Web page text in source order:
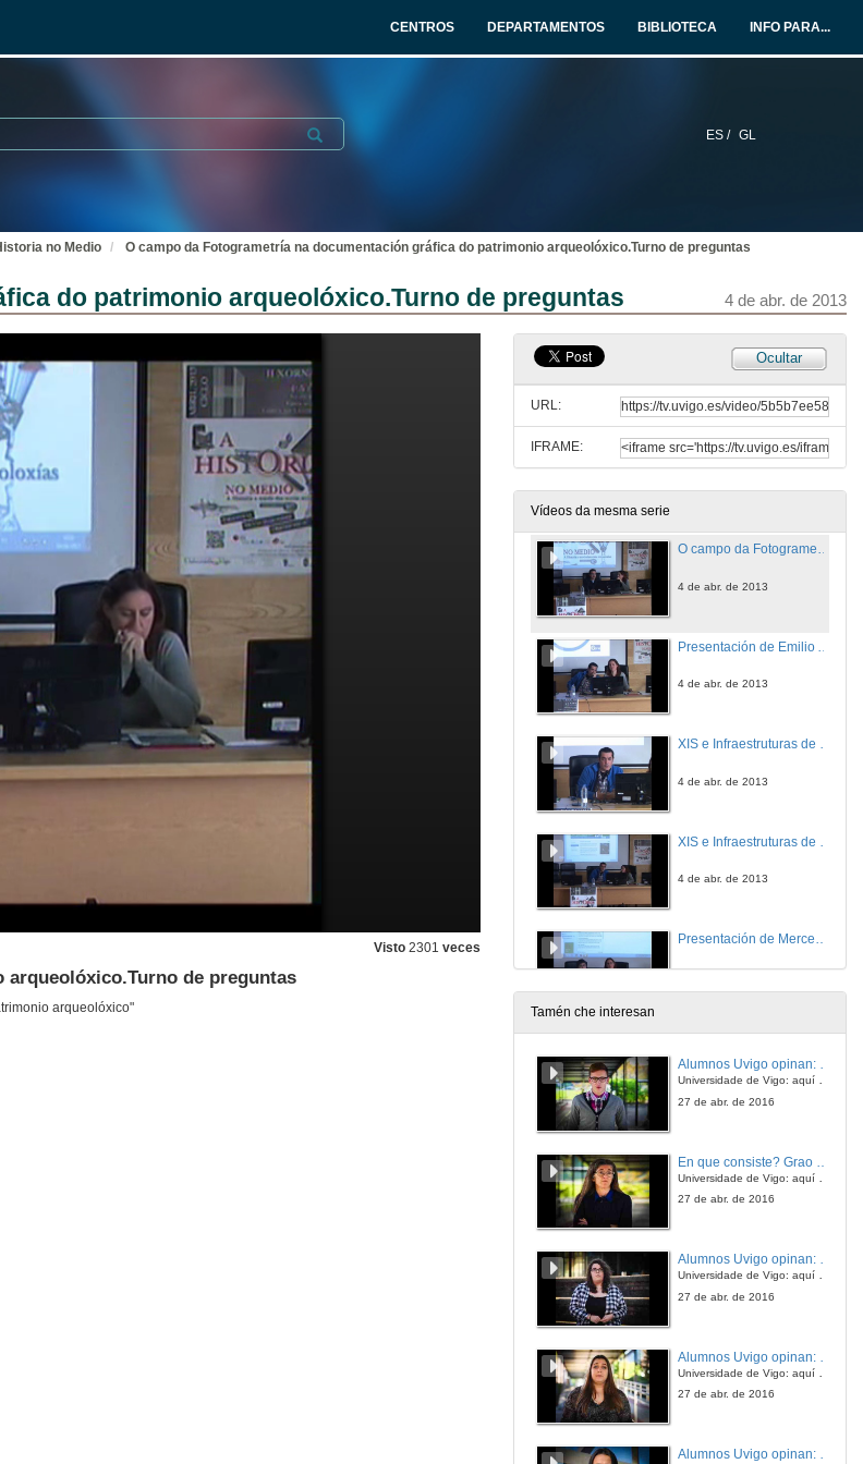
CENTROS DEPARTAMENTOS BIBLIOTECA INFO PARA...
ES / GL
Submit
no Medio O campo da Fotogrametría na documentación gráfica do patrimonio arqueolóxico.Turno de preguntas
do patrimonio arqueolóxico.Turno de preguntas 4 de abr. de 2013
Visto 2301 veces
de preguntas
arqueolóxico"
Ocultar
URL:
IFRAME:
Vídeos da mesma serie
Presentación de Enrique Cerrillo
4 de abr. de 2013
Presentación de David Hernández González
O campo da Fotogrametría na documentación gráfica do patrimonio arqueolóxico
4 de abr. de 2013
O campo da Fotogrametría na documentación gráfica do patrimonio arqueolóxico.Turno de preguntas
4 de abr. de 2013
4 de abr. de 2013
XIS e Infraestruturas de datos espaciais
4 de abr. de 2013
4 de abr. de 2013
Presentación de Mercedes Vazquez Bertomeu
Ferramentas para a investigación histórica
4 de abr. de 2013
4 de abr. de 2013
4 de abr. de 2013
4 de abr. de 2013
Tamén che interesan
Alumnos Uvigo opinan: Grao en Ciencias da Linguaxe e Estudos Literarios
Universidade de Vigo: aquí todo é posible
27 de abr. de 2016
Universidade de Vigo: aquí todo é posible
27 de abr. de 2016
Alumnos Uvigo opinan: Grao en Linguas Estranxeiras
Universidade de Vigo: aquí todo é posible
27 de abr. de 2016
Universidade de Vigo: aquí todo é posible
27 de abr. de 2016
Alumnos Uvigo opinan: Grao en Linguas Estranxeiras